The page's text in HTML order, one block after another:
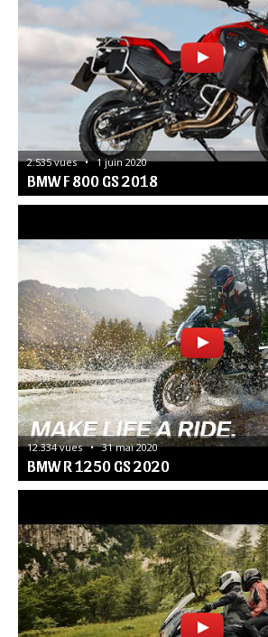
2.535 vues   •   1 juin 2020
BMW F 800 GS 2018
12.334 vues   •   31 mai 2020
BMW R 1250 GS 2020